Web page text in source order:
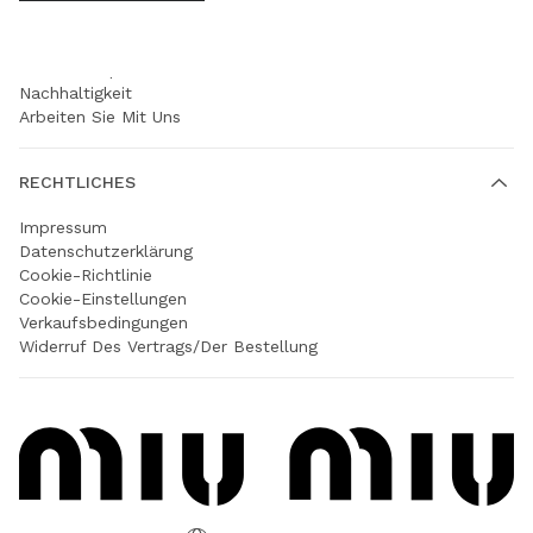
Nachhaltigkeit
Arbeiten Sie Mit Uns
RECHTLICHES
Impressum
Datenschutzerklärung
Cookie-Richtlinie
Cookie-Einstellungen
Verkaufsbedingungen
Widerruf Des Vertrags/der Bestellung